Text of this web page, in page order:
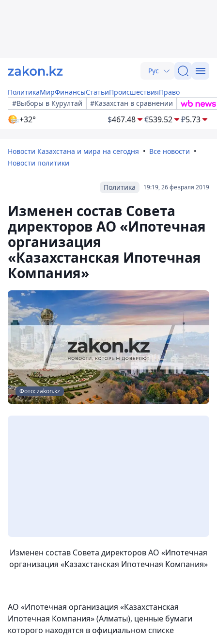
Рус
ПолитикаМирФинансыСтатьиПроисшествияПраво
#Выборы в Курултай
#Казахстан в сравнении
+32° $467.48 €539.52 ₽5.73
Новости Казахстана и мира на сегодня
Все новости
Новости политики
19:19, 26 февраля 2019
Политика
Изменен состав Совета
директоров АО «Ипотечная
организация
«Казахстанская Ипотечная
Компания»
Фото: zakon.kz
Изменен состав Совета директоров АО «Ипотечная
организация «Казахстанская Ипотечная Компания»
АО «Ипотечная организация «Казахстанская
Ипотечная Компания» (Алматы), ценные бумаги
которого находятся в официальном списке